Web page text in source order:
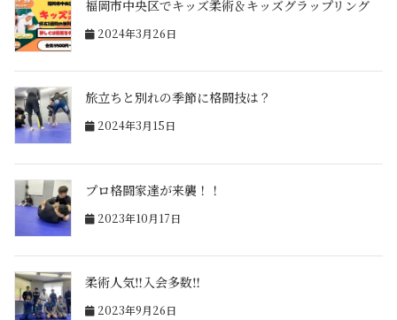
福岡市中央区でキッズ柔術＆キッズグラップリング
2024年3月26日
旅立ちと別れの季節に格闘技は？
2024年3月15日
プロ格闘家達が来襲！！
2023年10月17日
柔術人気‼入会多数‼
2023年9月26日